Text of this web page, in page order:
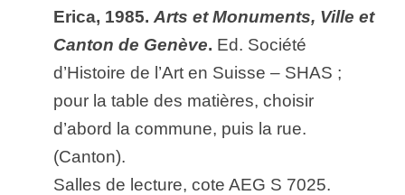
Erica, 1985.Arts et Monuments, Ville et
Canton de Genève. Ed. Société
d’Histoire de l’Art en Suisse – SHAS ;
pour la table des matières, choisir
d’abord la commune, puis la rue.
(Canton).
Salles de lecture, cote AEG S 7025.